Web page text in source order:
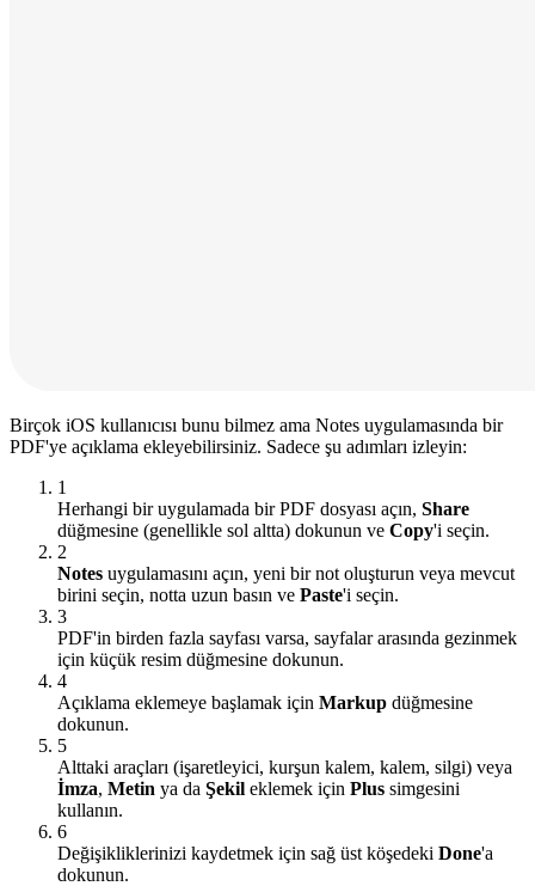
Birçok iOS kullanıcısı bunu bilmez ama Notes uygulamasında bir
PDF'ye açıklama ekleyebilirsiniz. Sadece şu adımları izleyin:
1
Herhangi bir uygulamada bir PDF dosyası açın, Share
düğmesine (genellikle sol altta) dokunun ve Copy'i seçin.
2
Notes uygulamasını açın, yeni bir not oluşturun veya mevcut
birini seçin, notta uzun basın ve Paste'i seçin.
3
PDF'in birden fazla sayfası varsa, sayfalar arasında gezinmek
için küçük resim düğmesine dokunun.
4
Açıklama eklemeye başlamak için Markup düğmesine
dokunun.
5
Alttaki araçları (işaretleyici, kurşun kalem, kalem, silgi) veya
İmza, Metin ya da Şekil eklemek için Plus simgesini
kullanın.
6
Değişikliklerinizi kaydetmek için sağ üst köşedeki Done'a
dokunun.